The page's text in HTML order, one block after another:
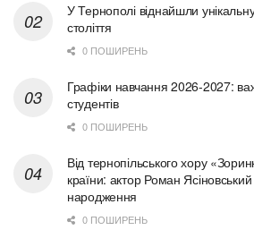
У Тернополі віднайшли
століття
0 ПОШИРЕНЬ
Графіки навчання 2026-2027:
студентів
0 ПОШИРЕНЬ
Від тернопільського хору
країни: актор Роман
народження
0 ПОШИРЕНЬ